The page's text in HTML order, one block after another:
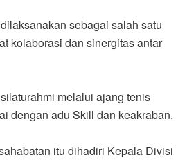
sebagai salah satu
kolaborasi dan sinergitas antar
melalui ajang tenis
dengan adu Skill dan keakraban.
itu dihadiri Kepala Divisi